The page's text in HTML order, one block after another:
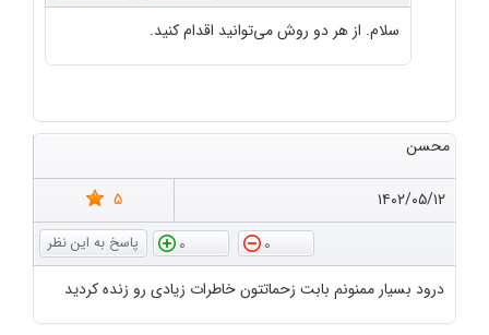
سلام. از هر دو روش می‌توانید اقدام کنید.
محسن
۱۴۰۲/۰۵/۱۲
5
0
0
درود بسیار ممنونم بابت زحماتتون خاطرات زیادی رو زنده کردید